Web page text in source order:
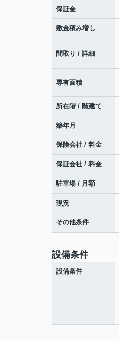
保証金
敷金積み増し
間取り / 詳細
専有面積
所在階 / 階建て
築年月
保険会社 / 料金
保証会社 / 料金
駐車場 / 月額
現況
その他条件
設備条件
設備条件